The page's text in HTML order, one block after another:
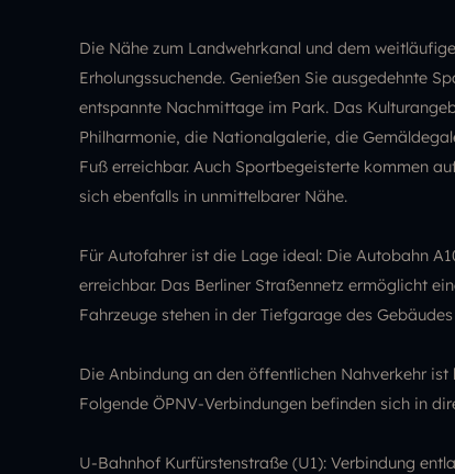
Die Nähe zum Landwehrkanal und dem
Erholungssuchende. Genießen Sie ausgedehnte
entspannte Nachmittage im Park. Das
Philharmonie, die Nationalgalerie, die
Fuß erreichbar. Auch Sportbegeisterte kommen
sich ebenfalls in unmittelbarer Nähe.
Für Autofahrer ist die Lage ideal: Die Autobahn
erreichbar. Das Berliner Straßennetz ermöglicht
Fahrzeuge stehen in der Tiefgarage des
Die Anbindung an den öffentlichen Nahverkehr
Folgende ÖPNV-Verbindungen befinden sich in
U-Bahnhof Kurfürstenstraße (U1): Verbindung